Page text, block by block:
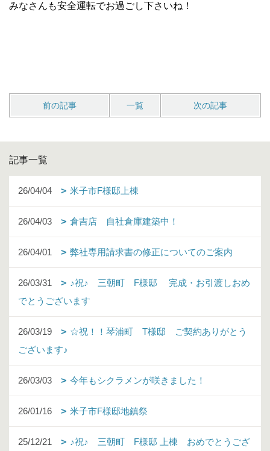
みなさんも安全運転でお過ごし下さいね！
前の記事 一覧 次の記事
記事一覧
26/04/04 米子市F様邸上棟
26/04/03 倉吉店 自社倉庫建築中！
26/04/01 弊社専用請求書の修正についてのご案内
26/03/31
♪祝♪ 三朝町 F様邸 完成・お引渡しおめ
でとうございます
26/03/19
☆祝！！琴浦町 T様邸 ご契約ありがとう
ございます♪
26/03/03 今年もシクラメンが咲きました！
26/01/16 米子市F様邸地鎮祭
25/12/21
♪祝♪ 三朝町 F様邸 上棟 おめでとうござ